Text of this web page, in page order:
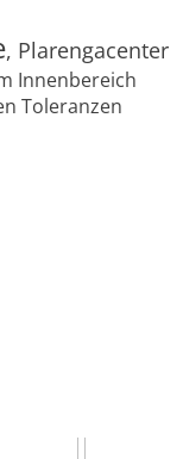
, Plarengacenter
Innenbereich
Toleranzen